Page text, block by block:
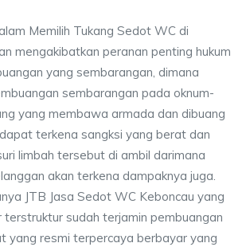
Memilih Tukang Sedot WC di
mengakibatkan peranan penting hukum
yang sembarangan, dimana
sembarangan pada oknum-
yang membawa armada dan dibuang
terkena sangksi yang berat dan
limbah tersebut di ambil darimana
akan terkena dampaknya juga.
JTB Jasa Sedot WC Keboncau yang
terstruktur sudah terjamin pembuangan
yang resmi terpercaya berbayar yang